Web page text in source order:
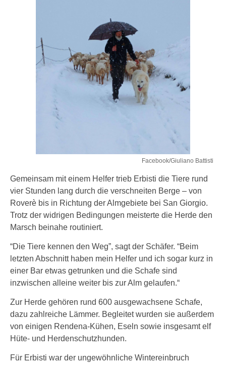
Facebook/Giuliano Battisti
Gemeinsam mit einem Helfer trieb Erbisti die Tiere rund
vier Stunden lang durch die verschneiten Berge – von
Roverè bis in Richtung der Almgebiete bei San Giorgio.
Trotz der widrigen Bedingungen meisterte die Herde den
Marsch beinahe routiniert.
“Die Tiere kennen den Weg”, sagt der Schäfer. “Beim
letzten Abschnitt haben mein Helfer und ich sogar kurz in
einer Bar etwas getrunken und die Schafe sind
inzwischen alleine weiter bis zur Alm gelaufen.“
Zur Herde gehören rund 600 ausgewachsene Schafe,
dazu zahlreiche Lämmer. Begleitet wurden sie außerdem
von einigen Rendena-Kühen, Eseln sowie insgesamt elf
Hüte- und Herdenschutzhunden.
Für Erbisti war der ungewöhnliche Wintereinbruch